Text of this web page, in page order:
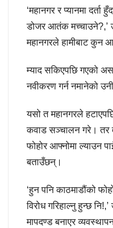
‘महानगर र प्यानमा
डोजर आतंक मच्चाउने?,’
महानगरले हामीबाट कुन
म्याद सकिएपछि गएको
नवीकरण गर्न नमानेको
यसो त महानगरले
कवाड सञ्चालन गरे। तर
फोहोर आफ्नोमा ल्याउन
बताउँछन्।
‘हुन पनि काठमाडौंको
विरोध गरिहाल्नु हुन्छ
मापदण्ड बनाएर व्यवस्थापन